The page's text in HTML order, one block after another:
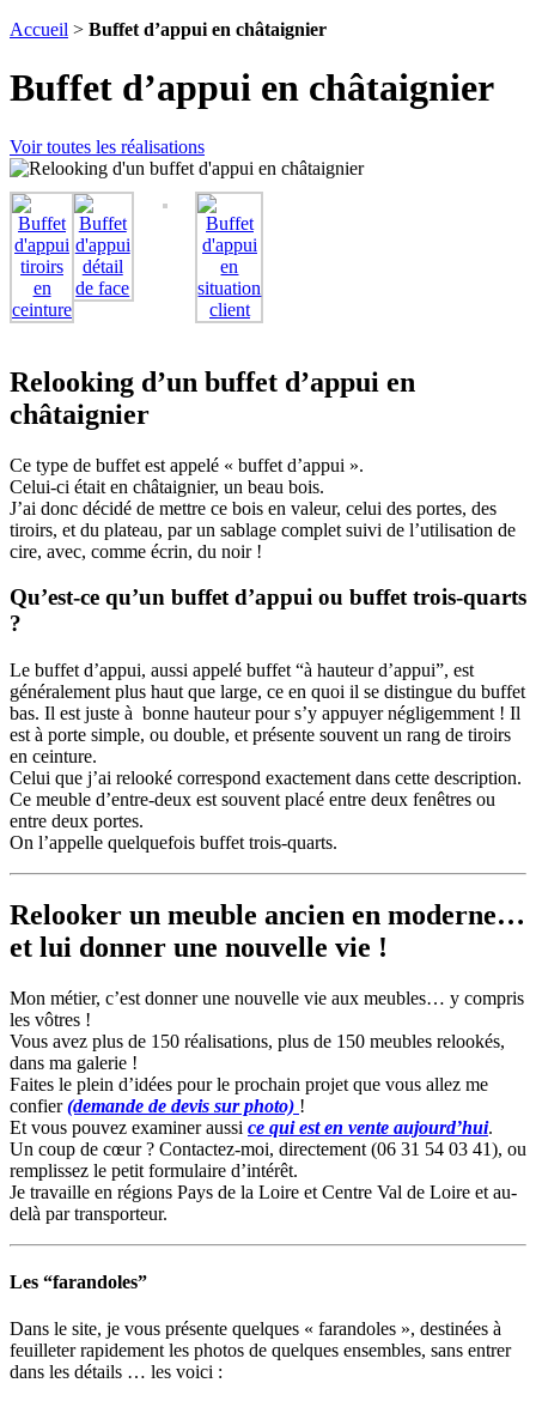
Accueil > Buffet d’appui en châtaignier
Buffet d’appui en châtaignier
Voir toutes les réalisations
Relooking d’un buffet d’appui en
châtaignier
Ce type de buffet est appelé « buffet d’appui ».
Celui-ci était en châtaignier, un beau bois.
J’ai donc décidé de mettre ce bois en valeur, celui des portes, des
tiroirs, et du plateau, par un sablage complet suivi de l’utilisation de
cire, avec, comme écrin, du noir !
Qu’est-ce qu’un buffet d’appui ou buffet trois-quarts
?
Le buffet d’appui, aussi appelé buffet “à hauteur d’appui”, est
généralement plus haut que large, ce en quoi il se distingue du buffet
bas. Il est juste à bonne hauteur pour s’y appuyer négligemment ! Il
est à porte simple, ou double, et présente souvent un rang de tiroirs
en ceinture.
Celui que j’ai relooké correspond exactement dans cette description.
Ce meuble d’entre-deux est souvent placé entre deux fenêtres ou
entre deux portes.
On l’appelle quelquefois buffet trois-quarts.
Relooker un meuble ancien en moderne…
et lui donner une nouvelle vie !
Mon métier, c’est donner une nouvelle vie aux meubles… y compris
les vôtres !
Vous avez plus de 150 réalisations, plus de 150 meubles relookés,
dans ma galerie !
Faites le plein d’idées pour le prochain projet que vous allez me
confier(demande de devis sur photo) !
Et vous pouvez examiner aussi ce qui est en vente aujourd’hui.
Un coup de cœur ? Contactez-moi, directement (06 31 54 03 41), ou
remplissez le petit formulaire d’intérêt.
Je travaille en régions Pays de la Loire et Centre Val de Loire et au-
delà par transporteur.
Les “farandoles”
Dans le site, je vous présente quelques « farandoles », destinées à
feuilleter rapidement les photos de quelques ensembles, sans entrer
dans les détails … les voici :